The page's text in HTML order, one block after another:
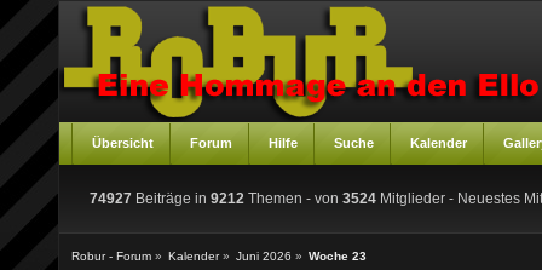
Übersicht Forum Hilfe Suche Kalender
74927 Beiträge in 9212 Themen - von 3524 Mitglieder - Neuestes
Robur - Forum » Kalender» Juni 2026 » Woche 23